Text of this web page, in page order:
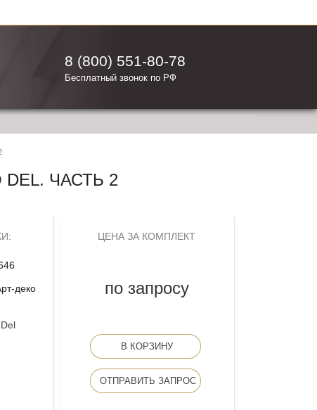
8 (800) 551-80-78
Бесплатный звонок по РФ
ЧАСТЬ 2
деко
ЦЕНА ЗА КОМПЛЕКТ
по запросу
В КОРЗИНУ
ОТПРАВИТЬ ЗАПРОС